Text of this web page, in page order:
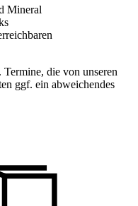
Mineral
die von unseren
ggf. ein abweichendes